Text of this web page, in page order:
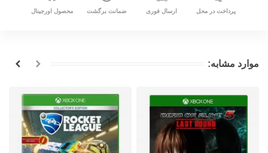
پرداخت در محل ارسال فوری ضمانت برگشت محصول اورجینال
موارد مشابه: